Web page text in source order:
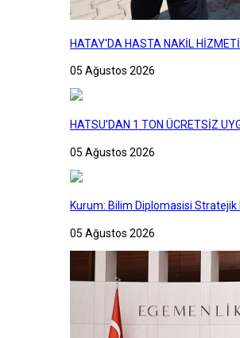
HATAY'DA HASTA NAKİL
05 Ağustos 2026
HATSU’DAN 1 TON ÜCRETSİZ
05 Ağustos 2026
Kurum: Bilim Diplomasisi Stratejik
05 Ağustos 2026